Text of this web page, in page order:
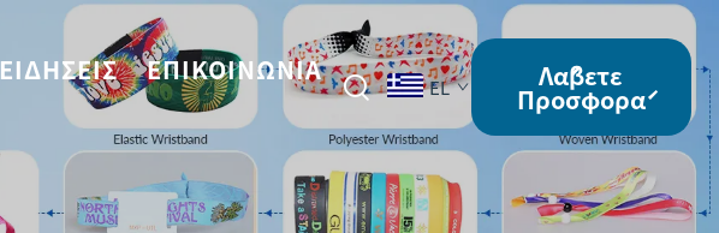
ΕΙΔΉΣΕΙΣ ΕΠΙΚΟΙΝΩΝΊΑ
EL Λάβετε
Προσφορά